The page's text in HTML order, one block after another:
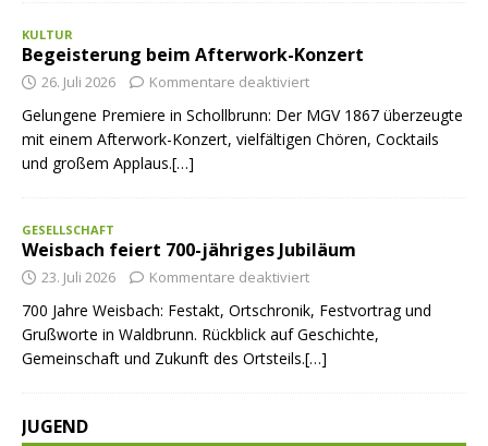
KULTUR
Begeisterung beim Afterwork-Konzert
26. Juli 2026 Kommentare deaktiviert
Gelungene Premiere in Schollbrunn: Der MGV 1867 überzeugte
mit einem Afterwork-Konzert, vielfältigen Chören, Cocktails
und großem Applaus.[…]
GESELLSCHAFT
Weisbach feiert 700-jähriges Jubiläum
23. Juli 2026 Kommentare deaktiviert
700 Jahre Weisbach: Festakt, Ortschronik, Festvortrag und
Grußworte in Waldbrunn. Rückblick auf Geschichte,
Gemeinschaft und Zukunft des Ortsteils.[…]
JUGEND